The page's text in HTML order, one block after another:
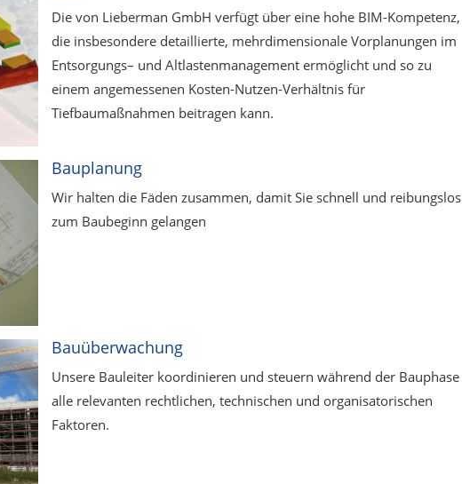
Die von Lieberman GmbH verfügt über eine hohe BIM-Kompetenz,
die insbesondere detaillierte, mehrdimensionale Vorplanungen im
Entsorgungs– und Altlastenmanagement ermöglicht und so zu
einem angemessenen Kosten-Nutzen-Verhältnis für
Tiefbaumaßnahmen beitragen kann.
Bauplanung
Wir halten die Fäden zusammen, damit Sie schnell und reibungslos
zum Baubeginn gelangen
Bauüberwachung
Unsere Bauleiter koordinieren und steuern während der Bauphase
alle relevanten rechtlichen, technischen und organisatorischen
Faktoren.